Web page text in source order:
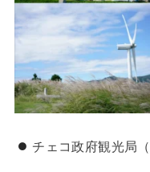
チェコ政府観光局（